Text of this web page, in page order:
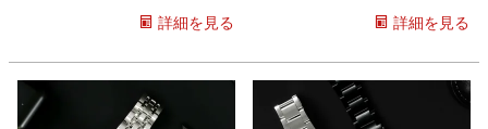
詳細を見る 詳細を見る